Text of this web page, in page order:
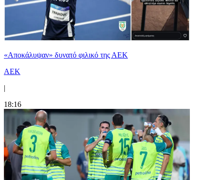
«Αποκάλυψαν» δυνατό φιλικό της ΑΕΚ
ΑΕΚ
|
18:16